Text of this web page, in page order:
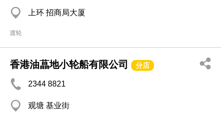
上环 招商局大厦
渡轮
香港油蕌地小轮船有限公司 分店
2344 8821
观塘 基业街